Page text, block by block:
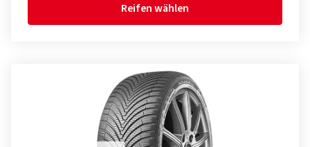
Reifen wählen